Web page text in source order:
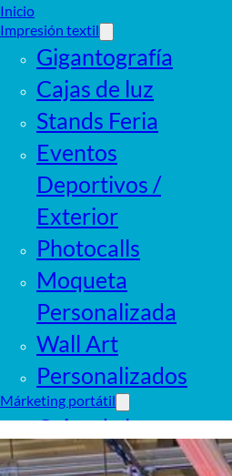
Inicio
Impresión textil
Gigantografía
Cajas de luz
Stands Feria
Eventos
Deportivos /
Exterior
Photocalls
Moqueta
Personalizada
Wall Art
Personalizados
Márketing portátil
Cajas de luz
portátiles